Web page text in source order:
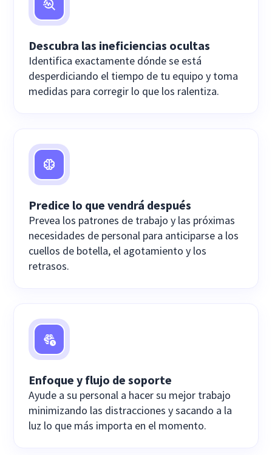
Descubra las ineficiencias ocultas
Identifica exactamente dónde se está
desperdiciando el tiempo de tu equipo y toma
medidas para corregir lo que los ralentiza.
Predice lo que vendrá después
Prevea los patrones de trabajo y las próximas
necesidades de personal para anticiparse a los
cuellos de botella, el agotamiento y los
retrasos.
Enfoque y flujo de soporte
Ayude a su personal a hacer su mejor trabajo
minimizando las distracciones y sacando a la
luz lo que más importa en el momento.